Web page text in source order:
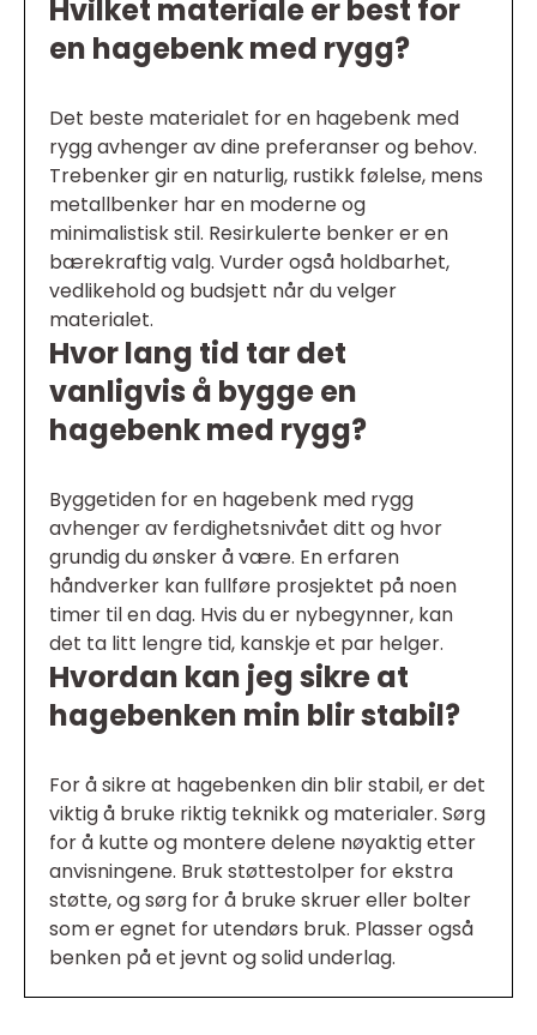
Hvilket materiale er best for
en hagebenk med rygg?
Det beste materialet for en hagebenk med
rygg avhenger av dine preferanser og behov.
Trebenker gir en naturlig, rustikk følelse, mens
metallbenker har en moderne og
minimalistisk stil. Resirkulerte benker er en
bærekraftig valg. Vurder også holdbarhet,
vedlikehold og budsjett når du velger
materialet.
Hvor lang tid tar det
vanligvis å bygge en
hagebenk med rygg?
Byggetiden for en hagebenk med rygg
avhenger av ferdighetsnivået ditt og hvor
grundig du ønsker å være. En erfaren
håndverker kan fullføre prosjektet på noen
timer til en dag. Hvis du er nybegynner, kan
det ta litt lengre tid, kanskje et par helger.
Hvordan kan jeg sikre at
hagebenken min blir stabil?
For å sikre at hagebenken din blir stabil, er det
viktig å bruke riktig teknikk og materialer. Sørg
for å kutte og montere delene nøyaktig etter
anvisningene. Bruk støttestolper for ekstra
støtte, og sørg for å bruke skruer eller bolter
som er egnet for utendørs bruk. Plasser også
benken på et jevnt og solid underlag.